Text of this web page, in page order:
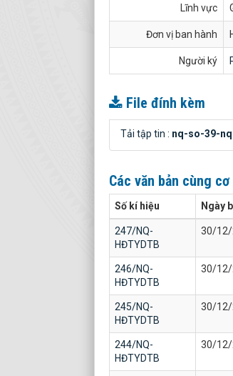
Lĩnh vực
Đơn vị ban hành
Người ký
File đính kèm
Tải tập tin : nq-so-39-
Các văn bản cùng
Số kí hiệu Ngày
247/NQ-
HĐTYDTB
30/12/
246/NQ-
HĐTYDTB
30/12/
245/NQ-
HĐTYDTB
30/12/
244/NQ-
HĐTYDTB
30/12/